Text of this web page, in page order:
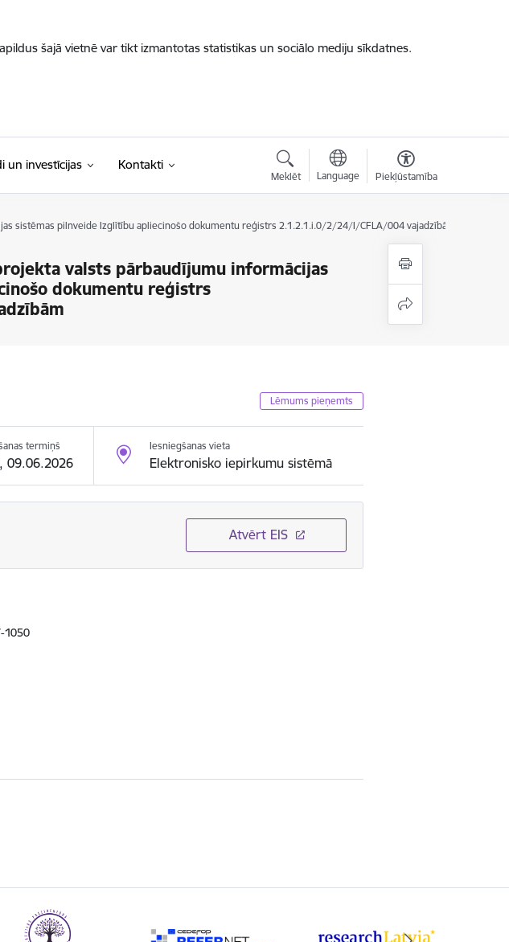
šajā vietnē var tikt izmantotas statistikas un sociālo mediju sīkdatnes.
un investīcijas Kontakti
Meklēt Language Piekļūstamība
sistēmas pilnveide Izglītību apliecinošo dokumentu reģistrs 2.1.2.1.i.0/2/24/I/CFLA/004 vajadzībām
valsts pārbaudījumu informācijas
dokumentu reģistrs
Lēmums pieņemts
termiņš
09.06.2026
Iesniegšanas vieta
Elektronisko iepirkumu sistēmā
Atvērt EIS
1050